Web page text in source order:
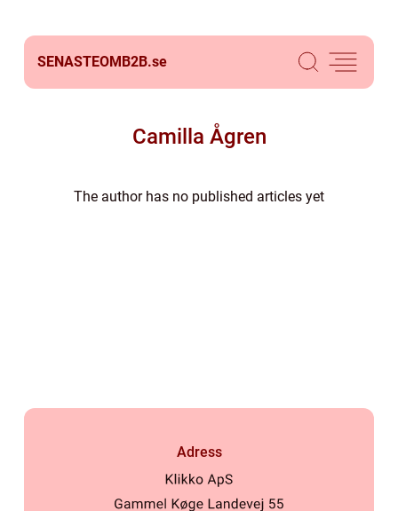
SENASTEOMB2B.se
Camilla Ågren
The author has no published articles yet
Adress